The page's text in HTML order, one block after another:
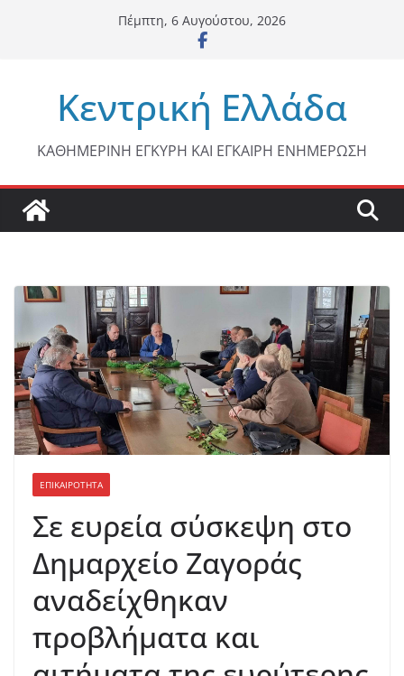
Πέμπτη, 6 Αυγούστου, 2026
Κεντρική Ελλάδα
ΚΑΘΗΜΕΡΙΝΗ ΕΓΚΥΡΗ ΚΑΙ ΕΓΚΑΙΡΗ ΕΝΗΜΕΡΩΣΗ
ΕΠΙΚΑΙΡΟΤΗΤΑ
Σε ευρεία σύσκεψη στο
Δημαρχείο Ζαγοράς
αναδείχθηκαν
προβλήματα και